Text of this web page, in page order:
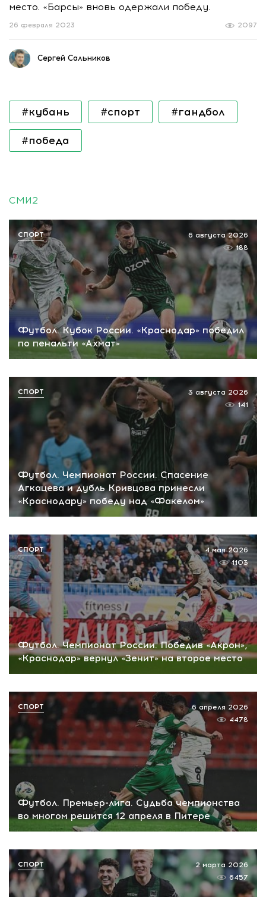
место. «Барсы» вновь одержали победу.
2097
26 февраля 2023
Сергей Сальников
#кубань #спорт #гандбол
#победа
СМИ2
Футбол. Кубок России. «Краснодар» победил
по пенальти «Ахмат»
6 августа 2026
188
СПОРТ
Футбол. Чемпионат России. Спасение
Агкацева и дубль Кривцова принесли
«Краснодару» победу над «Факелом»
3 августа 2026
141
СПОРТ
Футбол. Чемпионат России. Победив «Акрон»,
«Краснодар» вернул «Зенит» на второе место
4 мая 2026
1103
СПОРТ
Футбол. Премьер-лига. Судьба чемпионства
во многом решится 12 апреля в Питере
6 апреля 2026
4478
СПОРТ
2 марта 2026
6457
СПОРТ